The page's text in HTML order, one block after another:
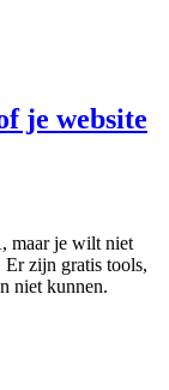
je website
maar je wilt niet
Er zijn gratis tools,
niet kunnen.